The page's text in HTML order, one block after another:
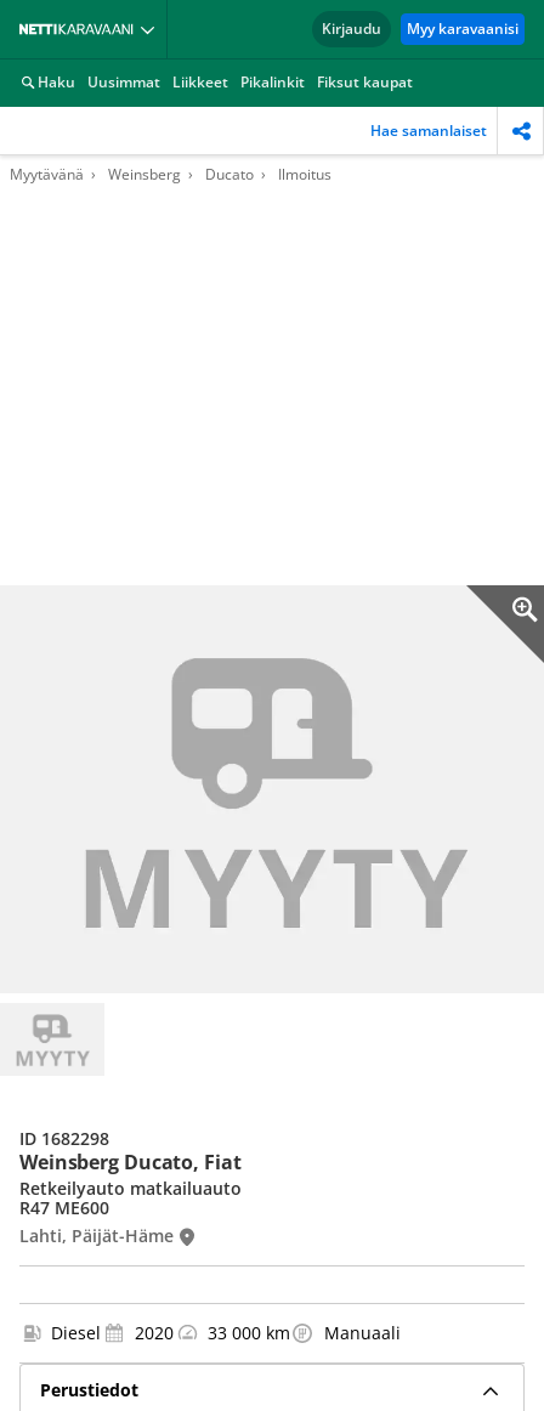
Kirjaudu Myy karavaanisi
Haku Uusimmat Liikkeet Pikalinkit Fiksut kaupat
Hae samanlaiset
Myytävänä Weinsberg Ducato Ilmoitus
Weinsberg Ducato, Fiat
Retkeilyauto matkailuauto
R47 ME600
Lahti, Päijät-Häme
ID 1682298
Diesel 2020 33 000 km Manuaali
Perustiedot